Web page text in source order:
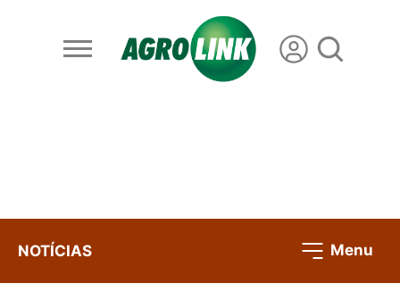
NOTÍCIAS Menu